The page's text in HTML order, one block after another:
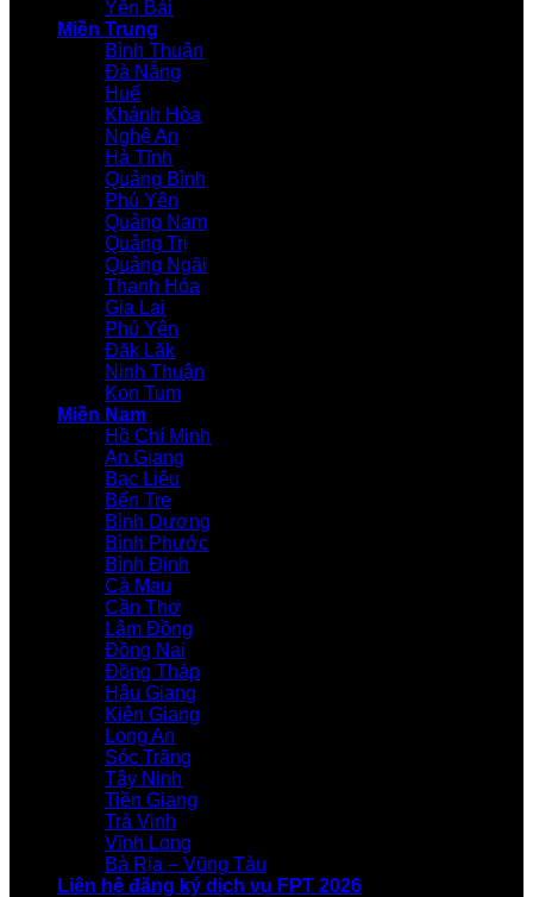
Yên Bái
Miền Trung
Bình Thuận
Đà Nẵng
Huế
Khánh Hòa
Nghệ An
Hà Tĩnh
Quảng Bình
Phú Yên
Quảng Nam
Quảng Trị
Quảng Ngãi
Thanh Hóa
Gia Lai
Phú Yên
Đăk Lăk
Ninh Thuận
Kon Tum
Miền Nam
Hồ Chí Minh
An Giang
Bạc Liêu
Bến Tre
Bình Dương
Bình Phước
Bình Định
Cà Mau
Cần Thơ
Lâm Đồng
Đồng Nai
Đồng Tháp
Hậu Giang
Kiên Giang
Long An
Sóc Trăng
Tây Ninh
Tiền Giang
Trà Vinh
Vĩnh Long
Bà Rịa – Vũng Tàu
Liên hệ đăng ký dịch vụ FPT 2026